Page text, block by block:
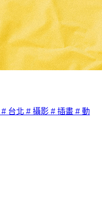
# 台北 # 攝影 # 插畫 # 動